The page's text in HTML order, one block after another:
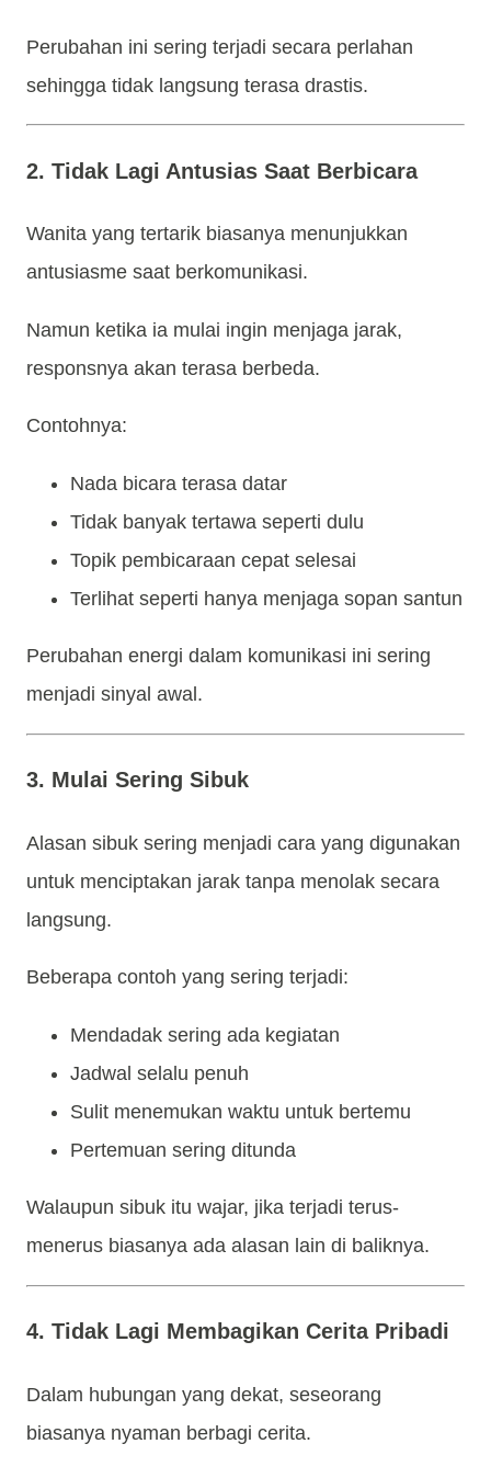
Perubahan ini sering terjadi secara perlahan
sehingga tidak langsung terasa drastis.
2. Tidak Lagi Antusias Saat Berbicara
Wanita yang tertarik biasanya menunjukkan
antusiasme saat berkomunikasi.
Namun ketika ia mulai ingin menjaga jarak,
responsnya akan terasa berbeda.
Contohnya:
Nada bicara terasa datar
Tidak banyak tertawa seperti dulu
Topik pembicaraan cepat selesai
Terlihat seperti hanya menjaga sopan santun
Perubahan energi dalam komunikasi ini sering
menjadi sinyal awal.
3. Mulai Sering Sibuk
Alasan sibuk sering menjadi cara yang digunakan
untuk menciptakan jarak tanpa menolak secara
langsung.
Beberapa contoh yang sering terjadi:
Mendadak sering ada kegiatan
Jadwal selalu penuh
Sulit menemukan waktu untuk bertemu
Pertemuan sering ditunda
Walaupun sibuk itu wajar, jika terjadi terus-
menerus biasanya ada alasan lain di baliknya.
4. Tidak Lagi Membagikan Cerita Pribadi
Dalam hubungan yang dekat, seseorang
biasanya nyaman berbagi cerita.